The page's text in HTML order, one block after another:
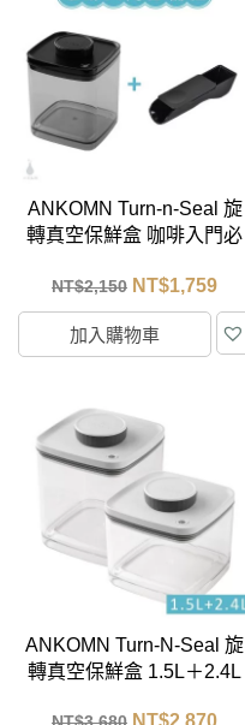
ANKOMN Turn-n-Seal 旋
轉真空保鮮盒 咖啡入門必
多功能匙)
NT$2,150 NT$1,759
加入購物車
ANKOMN Turn-N-Seal 旋
轉真空保鮮盒 1.5L＋2.4L